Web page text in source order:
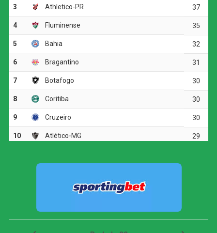
resultados da rodada.
O jogo
O Botafogo começou o clássico ocupando mais o campo
de ataque, mas encontrou dificuldades diante da
marcação tricolor. A primeira boa chance apareceu aos 19
minutos, quando Arthur Cabral recebeu na entrada da
área, passou pela marcação e finalizou rasteiro. Fábio
defendeu.
O Fluminense respondeu com chutes de longa distância.
finalização forte.
O time alvinegro voltou a ameaçar aos 29 minutos.
para fora. Em seguida, o volante completou cruzamento